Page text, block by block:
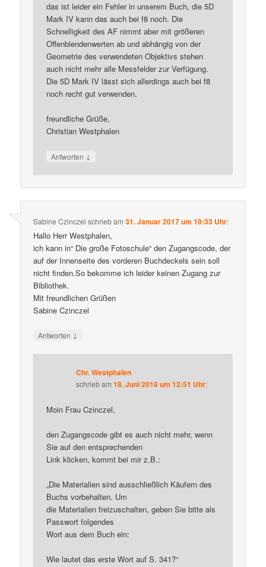
das ist leider ein Fehler in unserem Buch, die 5D
Mark IV kann das auch bei f8 noch. Die
Schnelligkeit des AF nimmt aber mit größeren
Offenblendenwerten ab und abhängig von der
Geometrie des verwendeten Objektivs stehen
auch nicht mehr alle Messfelder zur Verfügung.
Die 5D Mark IV lässt sich allerdings auch bei f8
noch recht gut verwenden.
freundliche Grüße,
Christian Westphalen
Antworten ↓
Sabine Czinczel schriebam31. Januar 2017 um 19:33 Uhr:
Hallo Herr Westphalen,
ich kann in“ Die große Fotoschule“ den Zugangscode, der
auf der Innenseite des vorderen Buchdeckels sein soll
nicht finden.So bekomme ich leider keinen Zugang zur
Bibliothek.
Mit freundlichen Grüßen
Sabine Czinczel
Antworten ↓
Chr. Westphalen
schriebam18. Juni 2018 um 12:51 Uhr:
Moin Frau Czinczel,
den Zugangscode gibt es auch nicht mehr, wenn
Sie auf den entsprechenden
Link klicken, kommt bei mir z.B.:
„Die Materialien sind ausschließlich Käufern des
Buchs vorbehalten. Um
die Materialien freizuschalten, geben Sie bitte als
Passwort folgendes
Wort aus dem Buch ein:
Wie lautet das erste Wort auf S. 341?“